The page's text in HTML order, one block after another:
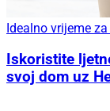
Idealno vrijeme
Iskoristite
svoj dom uz